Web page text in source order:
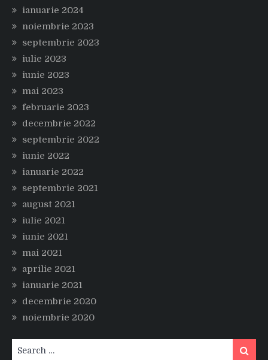
ianuarie 2024
noiembrie 2023
septembrie 2023
iulie 2023
iunie 2023
mai 2023
februarie 2023
decembrie 2022
septembrie 2022
iunie 2022
ianuarie 2022
septembrie 2021
august 2021
iulie 2021
iunie 2021
mai 2021
aprilie 2021
ianuarie 2021
decembrie 2020
noiembrie 2020
Search
for:
Search